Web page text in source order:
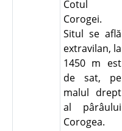
Cotul
Corogei.
Situl se află
extravilan, la
1450 m est
de sat, pe
malul drept
al pârâului
Corogea.